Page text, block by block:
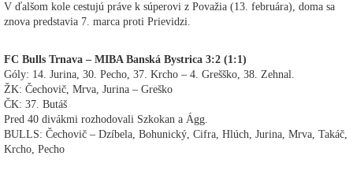
V ďalšom kole cestujú práve k súperovi z Považia (13. februára), doma sa
znova predstavia 7. marca proti Prievidzi.
FC Bulls Trnava – MIBA Banská Bystrica 3:2 (1:1)
Góly: 14. Jurina, 30. Pecho, 37. Krcho – 4. Grešško, 38. Zehnal.
ŽK: Čechovič, Mrva, Jurina – Greško
ČK: 37. Butáš
Pred 40 divákmi rozhodovali Szkokan a Ágg.
BULLS: Čechovič – Dzíbela, Bohunický, Cifra, Hlúch, Jurina, Mrva, Takáč,
Krcho, Pecho